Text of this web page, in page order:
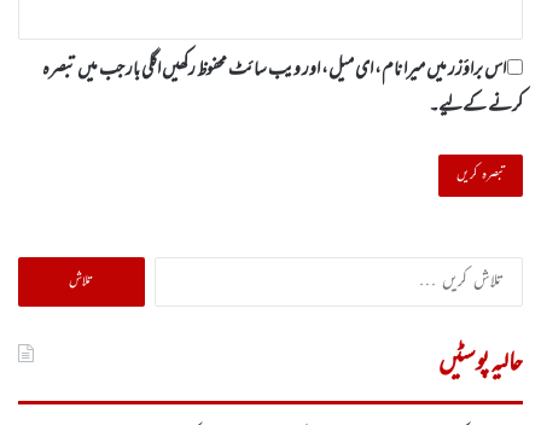
اس براؤزر میں میرا نام، ای میل، اور ویب سائٹ محفوظ رکھیں اگلی بار جب میں تبصرہ
کرنے کےلیے۔
تلاش
کریں
حالیہ پوسٹیں